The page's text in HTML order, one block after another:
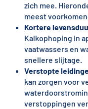
zich mee.
meest
Kortere
Kalkophoping in
vaatwassers en
snellere slijtage.
Verstopte
kan zorgen voor
verstoppingen